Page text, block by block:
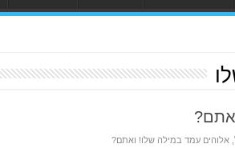
אלוהים עמד במילה שלו! ואתם?